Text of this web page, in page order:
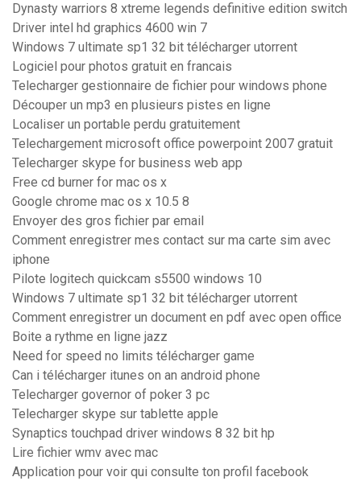
Dynasty warriors 8 xtreme legends definitive edition switch
Driver intel hd graphics 4600 win 7
Windows 7 ultimate sp1 32 bit télécharger utorrent
Logiciel pour photos gratuit en francais
Telecharger gestionnaire de fichier pour windows phone
Découper un mp3 en plusieurs pistes en ligne
Localiser un portable perdu gratuitement
Telechargement microsoft office powerpoint 2007 gratuit
Telecharger skype for business web app
Free cd burner for mac os x
Google chrome mac os x 10.5 8
Envoyer des gros fichier par email
Comment enregistrer mes contact sur ma carte sim avec
iphone
Pilote logitech quickcam s5500 windows 10
Windows 7 ultimate sp1 32 bit télécharger utorrent
Comment enregistrer un document en pdf avec open office
Boite a rythme en ligne jazz
Need for speed no limits télécharger game
Can i télécharger itunes on an android phone
Telecharger governor of poker 3 pc
Telecharger skype sur tablette apple
Synaptics touchpad driver windows 8 32 bit hp
Lire fichier wmv avec mac
Application pour voir qui consulte ton profil facebook